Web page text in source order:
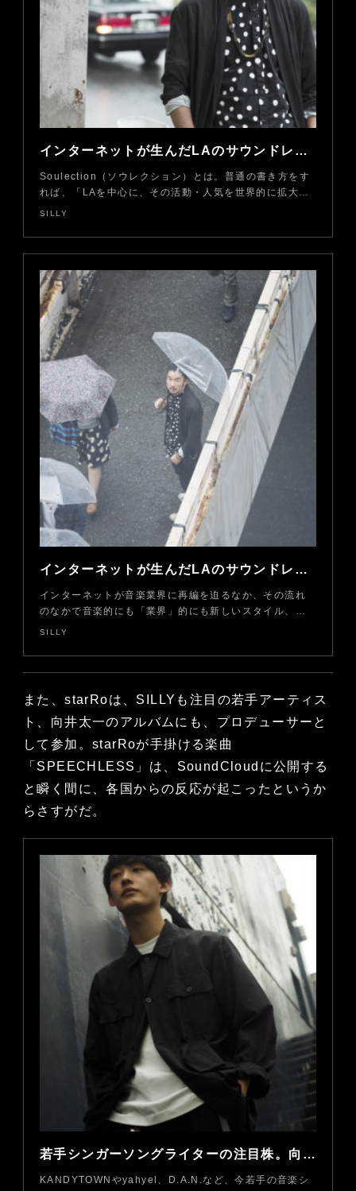
インターネットが生んだLAのサウンドレーベル・Soulection＜前編＞
Soulection（ソウレクション）とは。普通の書き方をす
れば、「LAを中心に、その活動・人気を世界的に拡大…
SILLY
インターネットが生んだLAのサウンドレーベル・Soulection＜後編＞
インターネットが音楽業界に再編を迫るなか、その流れ
のなかで音楽的にも「業界」的にも新しいスタイル、…
SILLY
また、starRoは、SILLYも注目の若手アーティス
ト、向井太一のアルバムにも、プロデューサーと
して参加。starRoが手掛ける楽曲
「SPEECHLESS」は、SoundCloudに公開する
と瞬く間に、各国からの反応が起こったというか
らさすがだ。
若手シンガーソングライターの注目株。向井太一が音楽に託すもの
KANDYTOWNやyahyel、D.A.N.など、今若手の音楽シ